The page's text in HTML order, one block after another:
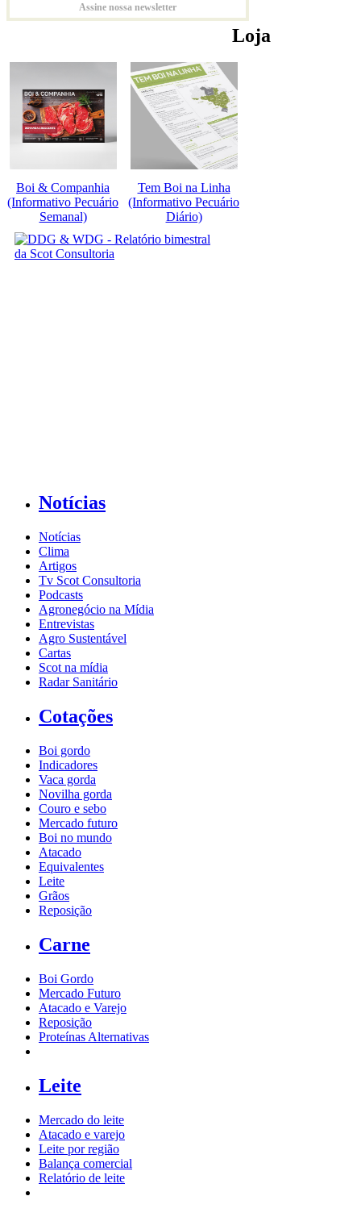
Assine nossa newsletter
Loja
Boi & Companhia
(Informativo Pecuário
Semanal)
Tem Boi na Linha
(Informativo Pecuário
Diário)
Notícias
Notícias
Clima
Artigos
Tv Scot Consultoria
Podcasts
Agronegócio na Mídia
Entrevistas
Agro Sustentável
Cartas
Scot na mídia
Radar Sanitário
Cotações
Boi gordo
Indicadores
Vaca gorda
Novilha gorda
Couro e sebo
Mercado futuro
Boi no mundo
Atacado
Equivalentes
Leite
Grãos
Reposição
Carne
Boi Gordo
Mercado Futuro
Atacado e Varejo
Reposição
Proteínas Alternativas
Leite
Mercado do leite
Atacado e varejo
Leite por região
Balança comercial
Relatório de leite